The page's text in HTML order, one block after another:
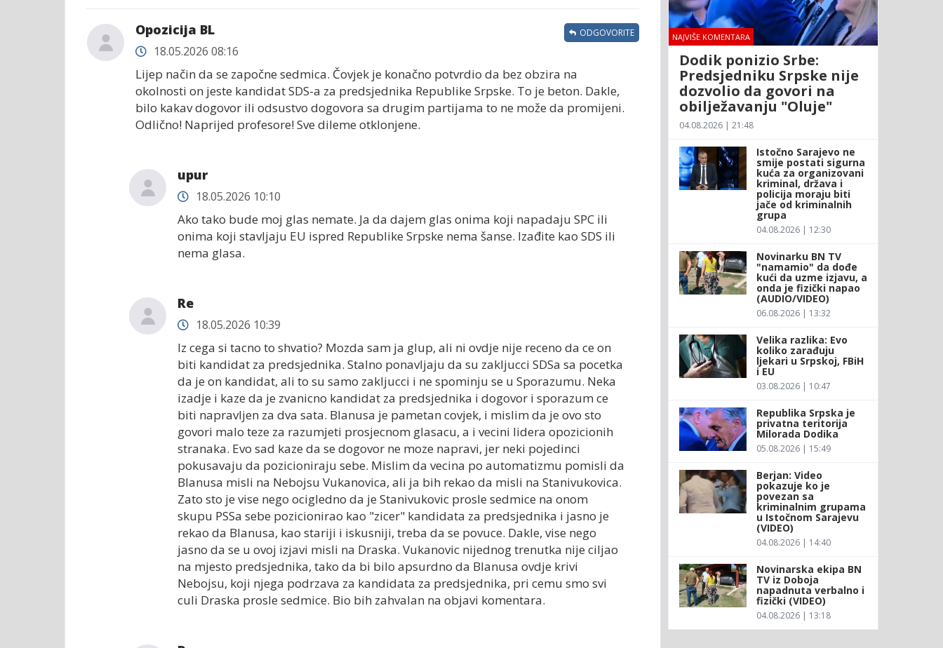
Opozicija BL
18.05.2026 08:16
Lijep način da se započne sedmica. Čovjek je konačno potvrdio da bez obzira na
okolnosti on jeste kandidat SDS-a za predsjednika Republike Srpske. To je beton. Dakle,
bilo kakav dogovor ili odsustvo dogovora sa drugim partijama to ne može da promijeni.
Odlično! Naprijed profesore! Sve dileme otklonjene.
ODGOVORITE
upur
18.05.2026 10:10
Ako tako bude moj glas nemate. Ja da dajem glas onima koji napadaju SPC ili
onima koji stavljaju EU ispred Republike Srpske nema šanse. Izađite kao SDS ili
nema glasa.
Re
18.05.2026 10:39
Iz cega si tacno to shvatio? Mozda sam ja glup, ali ni ovdje nije receno da ce on
biti kandidat za predsjednika. Stalno ponavljaju da su zakljucci SDSa sa pocetka
da je on kandidat, ali to su samo zakljucci i ne spominju se u Sporazumu. Neka
izadje i kaze da je zvanicno kandidat za predsjednika i dogovor i sporazum ce
biti napravljen za dva sata. Blanusa je pametan covjek, i mislim da je ovo sto
govori malo teze za razumjeti prosjecnom glasacu, a i vecini lidera opozicionih
stranaka. Evo sad kaze da se dogovor ne moze napravi, jer neki pojedinci
pokusavaju da pozicioniraju sebe. Mislim da vecina po automatizmu pomisli da
Blanusa misli na Nebojsu Vukanovica, ali ja bih rekao da misli na Stanivukovica.
Zato sto je vise nego ocigledno da je Stanivukovic prosle sedmice na onom
skupu PSSa sebe pozicionirao kao "zicer" kandidata za predsjednika i jasno je
rekao da Blanusa, kao stariji i iskusniji, treba da se povuce. Dakle, vise nego
jasno da se u ovoj izjavi misli na Draska. Vukanovic nijednog trenutka nije ciljao
na mjesto predsjednika, tako da bi bilo apsurdno da Blanusa ovdje krivi
Nebojsu, koji njega podrzava za kandidata za predsjednika, pri cemu smo svi
culi Draska prosle sedmice. Bio bih zahvalan na objavi komentara.
NAJVIŠE KOMENTARA
Dodik ponizio Srbe:
Predsjedniku Srpske nije
dozvolio da govori na
obilježavanju "Oluje"
04.08.2026 | 21:48
Istočno Sarajevo ne
smije postati sigurna
kuća za organizovani
kriminal, država i
policija moraju biti
jače od kriminalnih
grupa
04.08.2026 | 12:30
Novinarku BN TV
"namamio" da dođe
kući da uzme izjavu, a
onda je fizički napao
(AUDIO/VIDEO)
06.08.2026 | 13:32
Velika razlika: Evo
koliko zarađuju
ljekari u Srpskoj, FBiH
i EU
03.08.2026 | 10:47
Republika Srpska je
privatna teritorija
Milorada Dodika
05.08.2026 | 15:49
Berjan: Video
pokazuje ko je
povezan sa
kriminalnim grupama
u Istočnom Sarajevu
(VIDEO)
04.08.2026 | 14:40
Novinarska ekipa BN
TV iz Doboja
napadnuta verbalno i
fizički (VIDEO)
04.08.2026 | 13:18